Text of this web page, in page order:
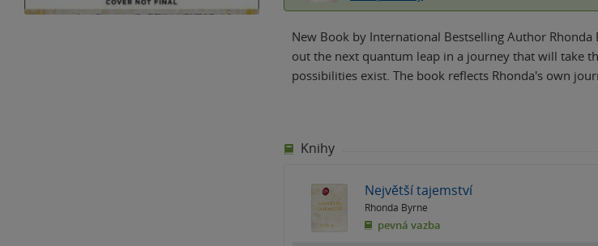
New Book by International Bestselling Author
out the next quantum leap in a journey that will take
possibilities exist. The book reflects Rhonda's own
Knihy
Největší tajemství
Rhonda Byrne
pevná vazba